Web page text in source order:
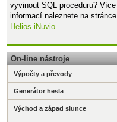
vyvinout SQL proceduru? Více
informací naleznete na stránce
Helios iNuvio.
On-line nástroje
Výpočty a převody
Generátor hesla
Východ a západ slunce